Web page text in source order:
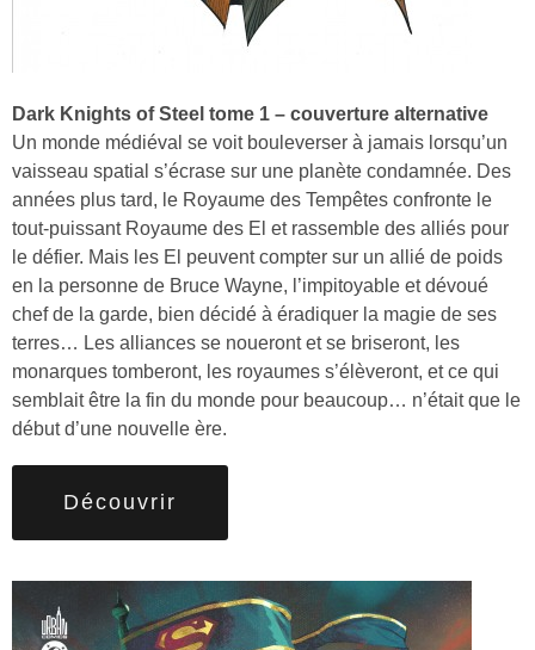
Dark Knights of Steel tome 1 – couverture alternative
Un monde médiéval se voit bouleverser à jamais lorsqu’un
vaisseau spatial s’écrase sur une planète condamnée. Des
années plus tard, le Royaume des Tempêtes confronte le
tout-puissant Royaume des El et rassemble des alliés pour
le défier. Mais les El peuvent compter sur un allié de poids
en la personne de Bruce Wayne, l’impitoyable et dévoué
chef de la garde, bien décidé à éradiquer la magie de ses
terres… Les alliances se noueront et se briseront, les
monarques tomberont, les royaumes s’élèveront, et ce qui
semblait être la fin du monde pour beaucoup… n’était que le
début d’une nouvelle ère.
Découvrir